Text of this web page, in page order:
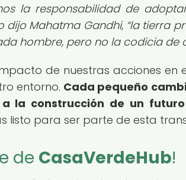
la responsabilidad de
dijo Mahatma Gandhi, la tierra
hombre, pero no la codicia de
de nuestras acciones
entorno. Cada pequeño
la construcción de un
listo para ser parte de esta
de CasaVerdeHub!